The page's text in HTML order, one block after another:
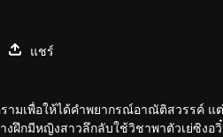
แชร์
ามเพื่อให้ได้คำพยากรณ์อาณัติสวรรค์
งฝึกมีหญิงสาวลึกลับใช้วิชาพาตัวเย่ซิ